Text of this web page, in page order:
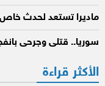
ماديرا تستعد لحدث
سوريا.. قتلى وجرحى
الأكثر قراءة